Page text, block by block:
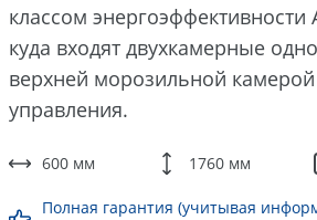
классом
куда входят двухкамерные
верхней морозильной
управления.
600 мм 1760 мм
Полная гарантия (учитывая